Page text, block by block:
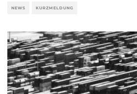
NEWS KURZMELDUNG